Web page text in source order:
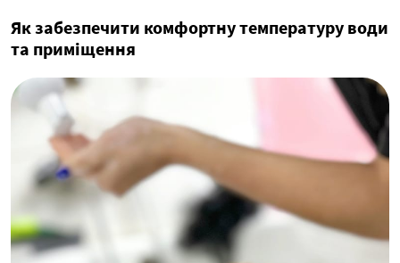
Як забезпечити комфортну температуру води
та приміщення